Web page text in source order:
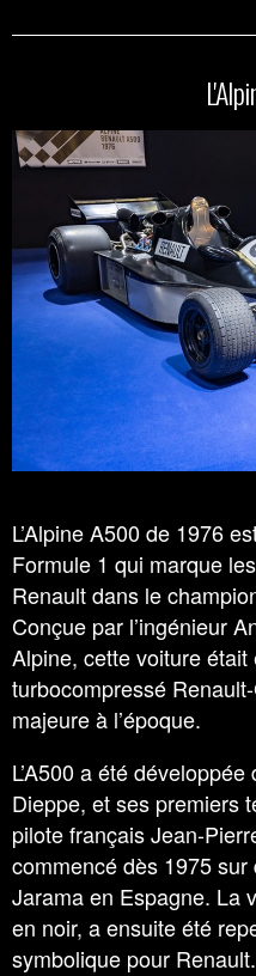
L’Alpine A500 de 1976
Formule 1 qui marque
Renault dans le
Conçue par l’ingénieur
Alpine, cette voiture était
turbocompressé
majeure à l’époque.
L’A500 a été
Dieppe, et ses premiers
pilote français Jean-
commencé dès 1975
Jarama en Espagne. La
en noir, a ensuite été
symbolique pour Renault.